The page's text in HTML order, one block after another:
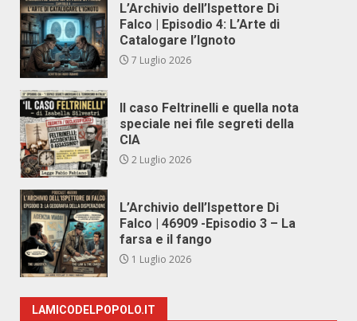
L’Archivio dell’Ispettore Di
Falco | Episodio 4: L’Arte di
Catalogare l’Ignoto
7 Luglio 2026
Il caso Feltrinelli e quella nota
speciale nei file segreti della
CIA
2 Luglio 2026
L’Archivio dell’Ispettore Di
Falco | 46909 -Episodio 3 – La
farsa e il fango
1 Luglio 2026
LAMICODELPOPOLO.IT